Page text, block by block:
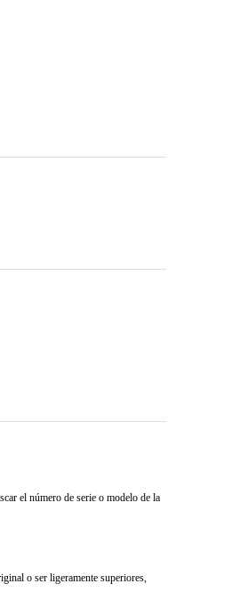
el número de serie o modelo de la
o ser ligeramente superiores,